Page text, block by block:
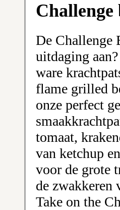
De Challenge
uitdaging
ware
flame grilled
onze perfect
tomaat,
van ketchup
voor de grote
de zwakkeren
Take on the